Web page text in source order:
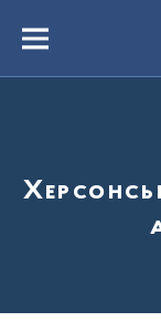
вмістуMenu